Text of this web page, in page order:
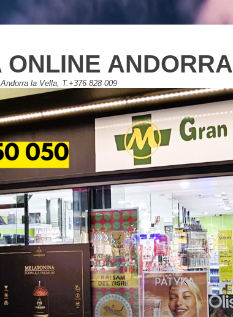
ANDORRA
la Vella, T.+376 828 009